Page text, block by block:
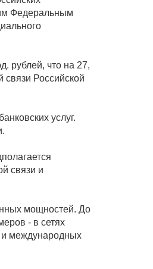
Федеральным
рублей, что на 27,
Российской
услуг.
связи и
мощностей. До
- в сетях
и международных